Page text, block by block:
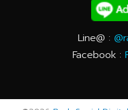
Line@ :
Facebook :